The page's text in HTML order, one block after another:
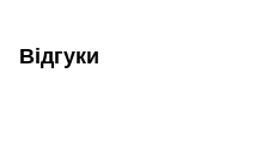
Відгуки